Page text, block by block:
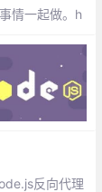
情一起做。h
反向代理